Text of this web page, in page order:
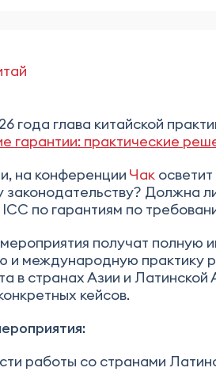
года глава китайской
гарантии: практические
на конференции Чак
законодательству? Должна
по гарантиям по
получат
и международную практику
в странах Азии и
кейсов.
работы со странами